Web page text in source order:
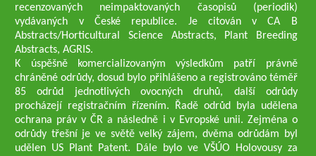
recenzovaných neimpaktovaných časopisů (periodik)
vydávaných v České republice. Je citován v CA B
Abstracts/Horticultural Science Abstracts, Plant Breeding
Abstracts, AGRIS.
K úspěšně komercializovaným výsledkům patří právně
chráněné odrůdy, dosud bylo přihlášeno a registrováno téměř
85 odrůd jednotlivých ovocných druhů, další odrůdy
procházejí registračním řízením. Řadě odrůd byla udělena
ochrana práv v ČR a následně i v Evropské unii. Zejména o
odrůdy třešní je ve světě velký zájem, dvěma odrůdám byl
udělen US Plant Patent. Dále bylo ve VŠÚO Holovousy za